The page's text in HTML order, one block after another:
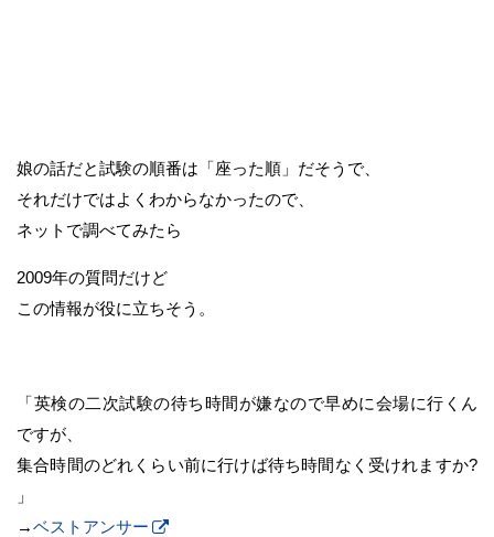
娘の話だと試験の順番は「座った順」だそうで、
それだけではよくわからなかったので、
ネットで調べてみたら
2009年の質問だけど
この情報が役に立ちそう。
「英検の二次試験の待ち時間が嫌なので早めに会場に行くん
ですが、
集合時間のどれくらい前に行けば待ち時間なく受けれますか?
」
→ベストアンサー